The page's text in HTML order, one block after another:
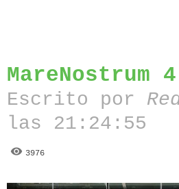
MareNostrum
Escrito por
las 21:24:55
3976